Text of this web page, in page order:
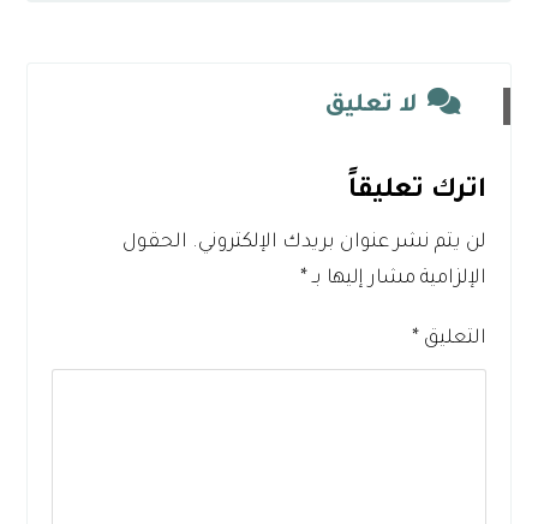
لا تعليق
اترك تعليقاً
لن يتم نشر عنوان بريدك الإلكتروني. الحقول
الإلزامية مشار إليها بـ*
التعليق*